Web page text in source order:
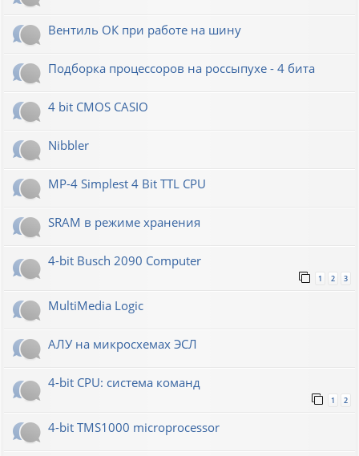
Вентиль ОК при работе на шину
Подборка процессоров на россыпухе - 4 бита
4 bit CMOS CASIO
Nibbler
MP-4 Simplest 4 Bit TTL CPU
SRAM в режиме хранения
4-bit Busch 2090 Computer
1 2 3
MultiMedia Logic
АЛУ на микросхемах ЭСЛ
4-bit CPU: система команд
1 2
4-bit TMS1000 microprocessor